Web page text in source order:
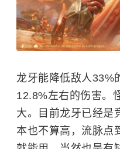
龙牙能降低敌人33%
12.8%左右的伤害。
大。目前龙牙已经是
本也不算高，流脉点